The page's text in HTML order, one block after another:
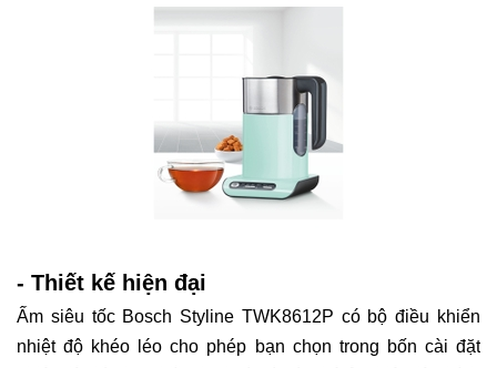
- Thiết kế hiện đại
Ấm siêu tốc Bosch Styline TWK8612P có bộ điều khiển
nhiệt độ khéo léo cho phép bạn chọn trong bốn cài đặt